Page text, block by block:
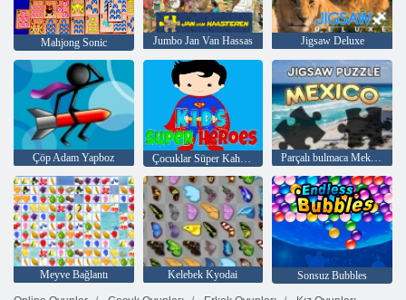
Mahjong Sonic Jumbo Jan Van Hassas Jigsaw Deluxe
Çöp Adam Yapboz Çocuklar Süper Kahramanlar Parçalı bulmaca Meksika
Meyve Bağlantı Kelebek Kyodai
Sonsuz Bubbles